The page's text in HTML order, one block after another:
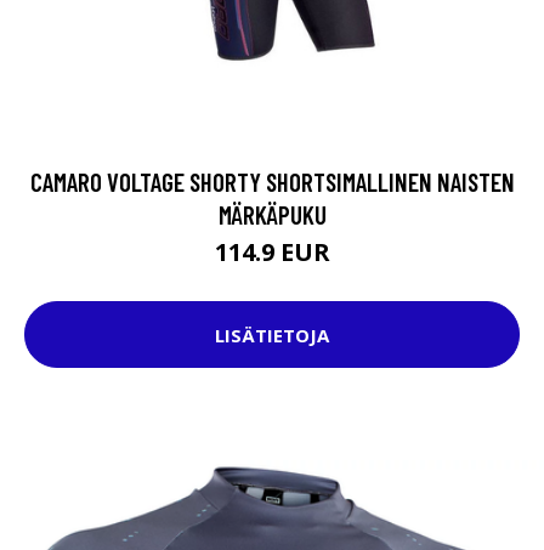
CAMARO VOLTAGE SHORTY SHORTSIMALLINEN NAISTEN
MÄRKÄPUKU
114.9 EUR
LISÄTIETOJA